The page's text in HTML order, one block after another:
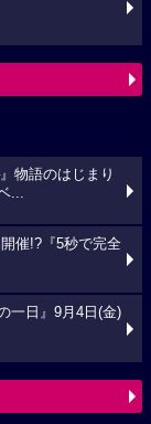
物語のはじまり
...
催!?『5秒で完全
一日』9月4日(金)